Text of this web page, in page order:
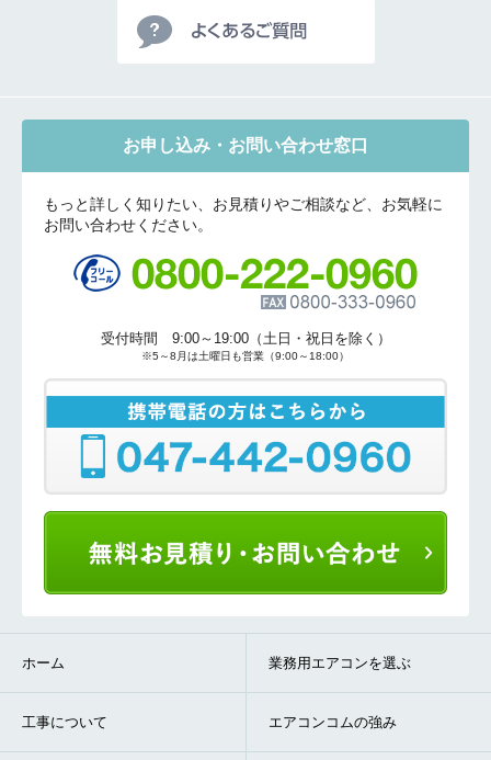
お申し込み・お問い合わせ窓口
もっと詳しく知りたい、お見積りやご相談など、お気軽に
お問い合わせください。
受付時間 9:00～19:00（土日・祝日を除く）
※5～8月は土曜日も営業（9:00～18:00）
ホーム 業務用エアコンを選ぶ
工事について エアコンコムの強み